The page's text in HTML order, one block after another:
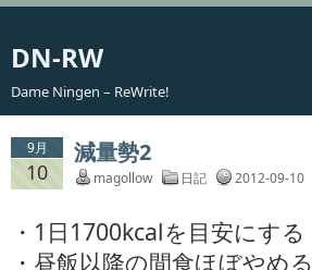
DN-RW
Dame Ningen – ReWrite!
9月
10
減量勢2
magollow 日記 2012-09-10
・1日1700kcalを目安にする
・昼飯以降の間食ほぼやめる